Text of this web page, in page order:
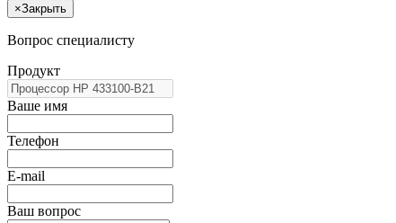
×Закрыть
Вопрос специалисту
Продукт
Ваше имя
Телефон
E-mail
Ваш вопрос